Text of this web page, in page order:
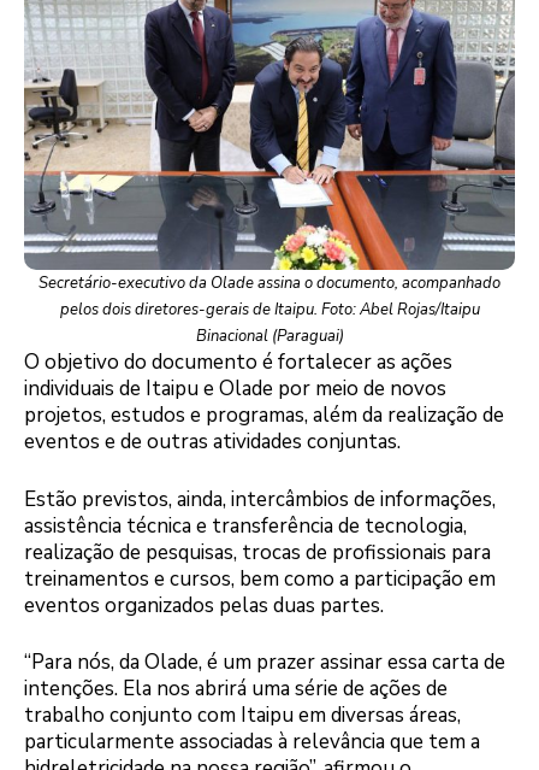
Secretário-executivo da Olade assina o documento, acompanhado
pelos dois diretores-gerais de Itaipu. Foto: Abel Rojas/Itaipu
Binacional (Paraguai)
O objetivo do documento é fortalecer as ações
individuais de Itaipu e Olade por meio de novos
projetos, estudos e programas, além da realização de
eventos e de outras atividades conjuntas.
Estão previstos, ainda, intercâmbios de informações,
assistência técnica e transferência de tecnologia,
realização de pesquisas, trocas de profissionais para
treinamentos e cursos, bem como a participação em
eventos organizados pelas duas partes.
“Para nós, da Olade, é um prazer assinar essa carta de
intenções. Ela nos abrirá uma série de ações de
trabalho conjunto com Itaipu em diversas áreas,
particularmente associadas à relevância que tem a